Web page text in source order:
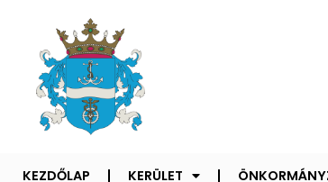
KEZDŐLAP KERÜLET